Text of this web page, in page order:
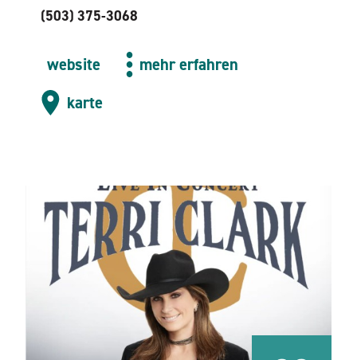
(503) 375-3068
website
mehr erfahren
karte